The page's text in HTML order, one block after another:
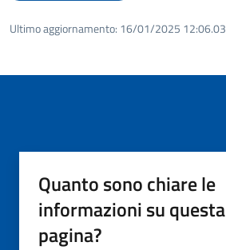
Ultimo aggiornamento: 16/01/2025 12:06.03
Quanto sono chiare le
informazioni su questa
pagina?